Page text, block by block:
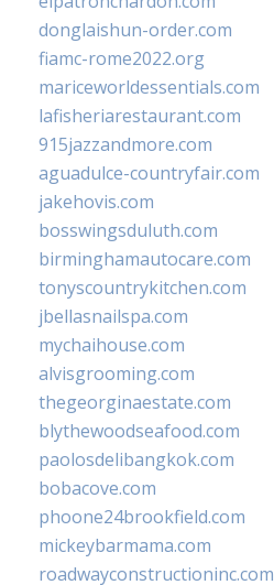
donglaishun-order.com
fiamc-rome2022.org
mariceworldessentials.com
lafisheriarestaurant.com
915jazzandmore.com
aguadulce-countryfair.com
jakehovis.com
bosswingsduluth.com
birminghamautocare.com
tonyscountrykitchen.com
jbellasnailspa.com
mychaihouse.com
alvisgrooming.com
thegeorginaestate.com
blythewoodseafood.com
paolosdelibangkok.com
bobacove.com
phoone24brookfield.com
mickeybarmama.com
roadwayconstructioninc.com